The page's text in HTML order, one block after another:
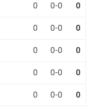
0 0-0 0
0 0-0 0
0 0-0 0
0 0-0 0
0 0-0 0